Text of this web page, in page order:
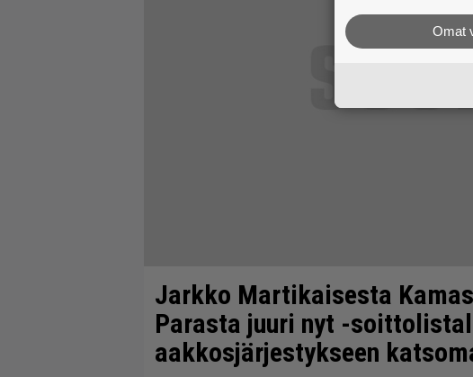
Jarkko Martikaisesta
Parasta juuri nyt -
aakkosjärjestykseen
Omat